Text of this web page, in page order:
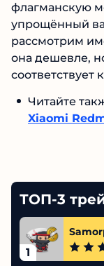
флагманскую
упрощённый
рассмотрим
она дешевле,
соответствует
Читайте
Xiaomi
ТОП-3
1